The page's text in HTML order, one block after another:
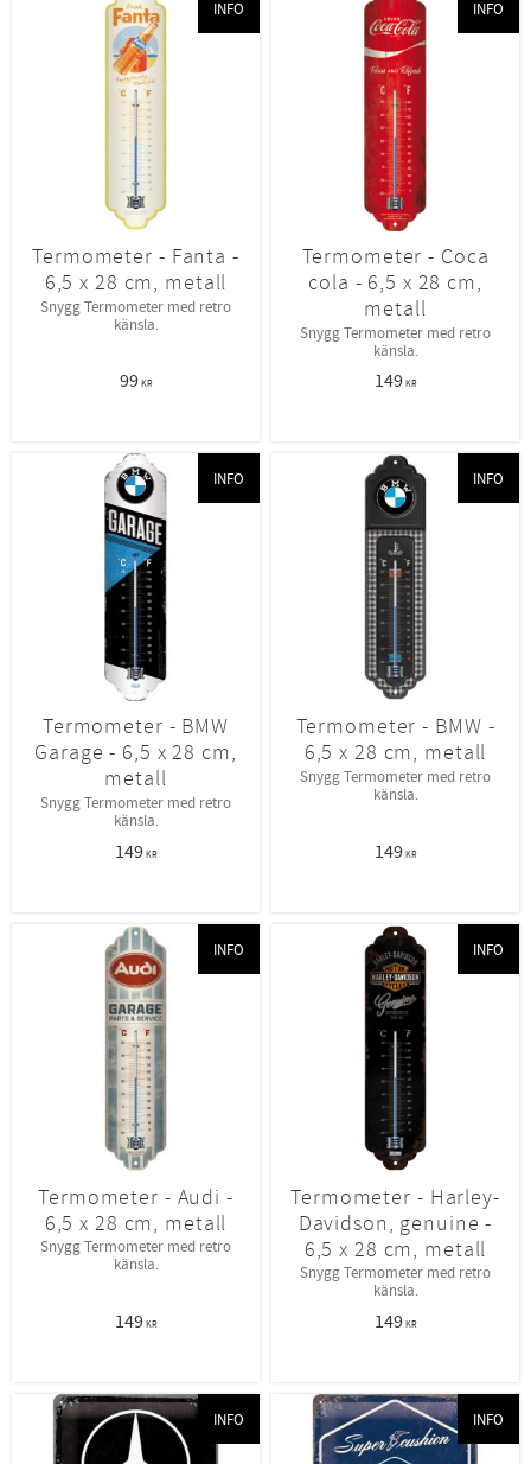
Termometer - Fanta -
6,5 x 28 cm, metall
Snygg Termometer med retro
känsla.
99KR
INFO
Termometer - Coca
cola - 6,5 x 28 cm,
metall
Snygg Termometer med retro
känsla.
149KR
INFO
Termometer - BMW
Garage - 6,5 x 28 cm,
metall
Snygg Termometer med retro
känsla.
149KR
INFO
Termometer - BMW -
6,5 x 28 cm, metall
Snygg Termometer med retro
känsla.
149KR
INFO
Termometer - Audi -
6,5 x 28 cm, metall
Snygg Termometer med retro
känsla.
149KR
INFO
Termometer - Harley-
Davidson, genuine -
6,5 x 28 cm, metall
Snygg Termometer med retro
känsla.
149KR
INFO
INFO INFO